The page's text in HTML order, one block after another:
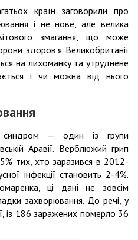
країн заговорили про
і не нове, але велика
змагання, що може
здоров'я Великобританії
на лихоманку та утруднене
і чи можна від нього
синдром — один із групи
Аравії. Верблюжий грип
тих, хто заразився в 2012-
інфекції становить 2-4%.
ці дані не зовсім
захворювання. До речі, у
із 186 заражених померло 36